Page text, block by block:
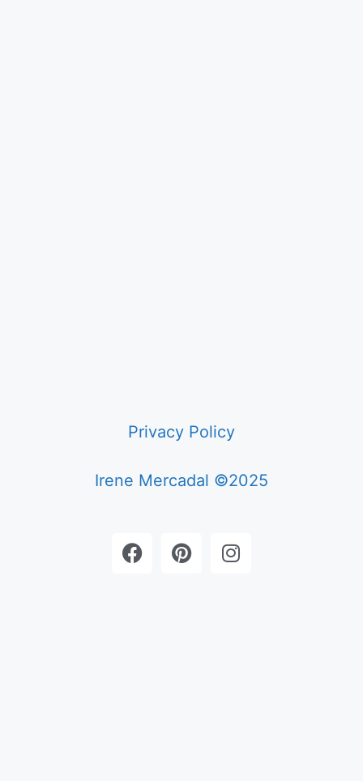
Privacy Policy
Irene Mercadal ©2025